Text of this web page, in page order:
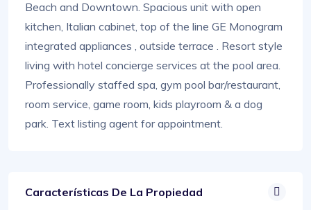
Beach and Downtown. Spacious unit with open
kitchen, Italian cabinet, top of the line GE Monogram
integrated appliances , outside terrace . Resort style
living with hotel concierge services at the pool area.
Professionally staffed spa, gym pool bar/restaurant,
room service, game room, kids playroom & a dog
park. Text listing agent for appointment.
Características De La Propiedad